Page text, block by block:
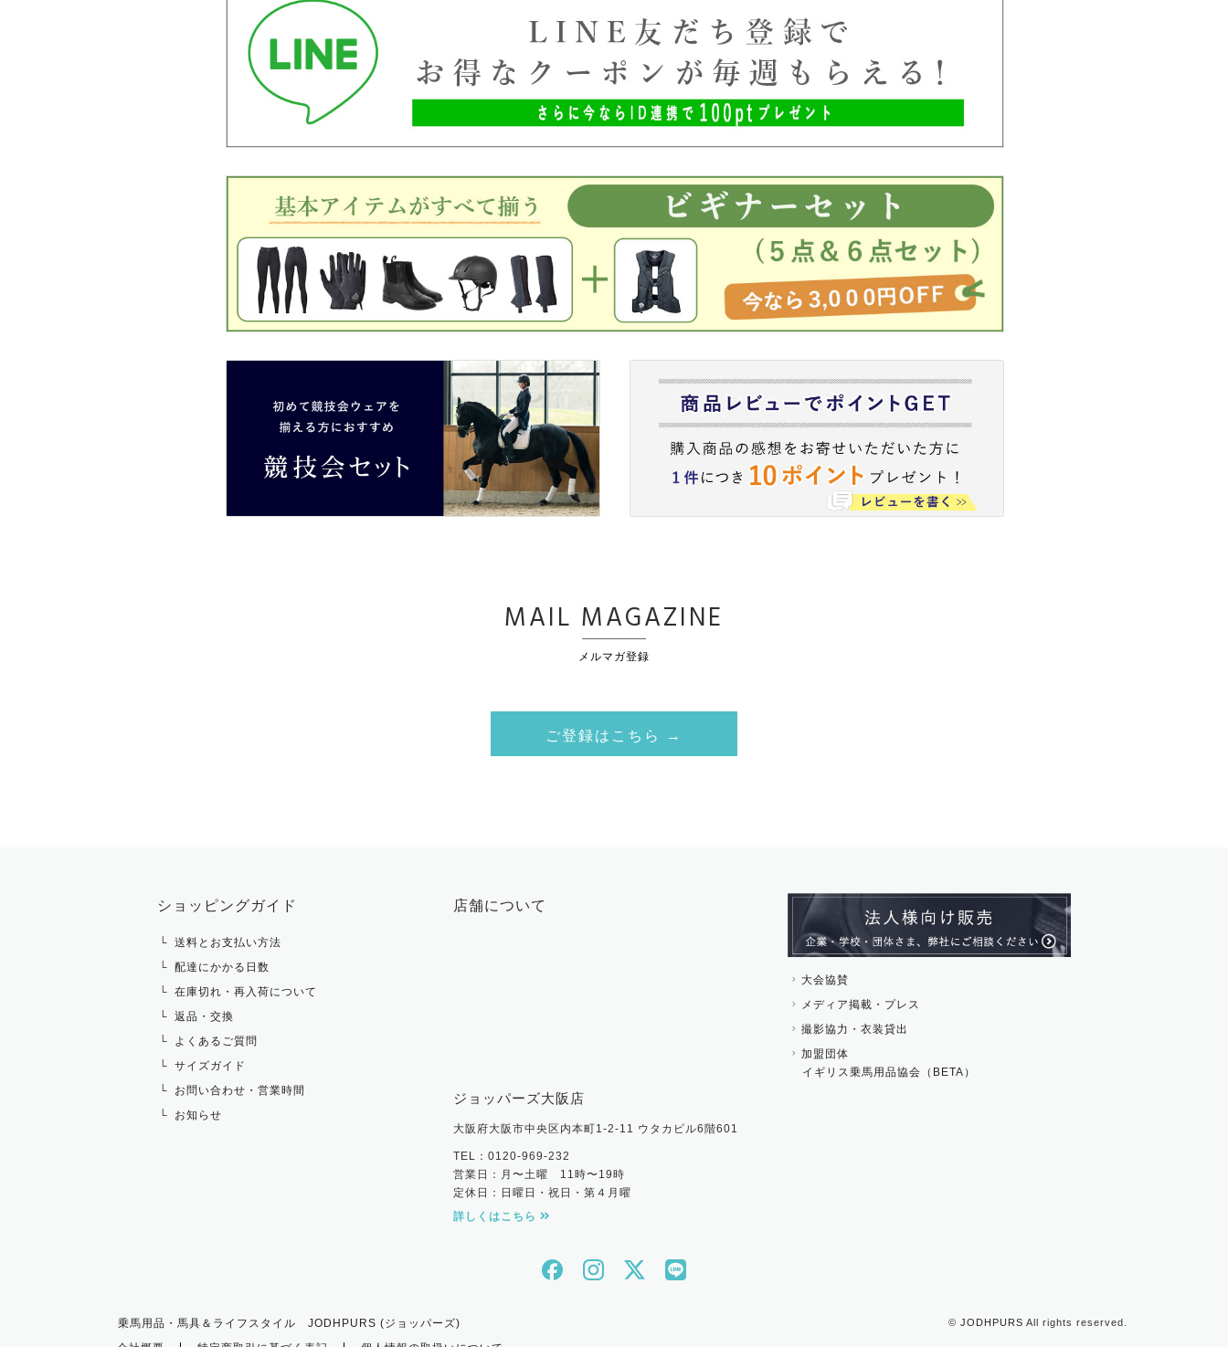
MAIL MAGAZINE
メルマガ登録
ご登録はこちら →
ショッピングガイド
送料とお支払い方法
配達にかかる日数
在庫切れ・再入荷について
返品・交換
よくあるご質問
サイズガイド
お問い合わせ・営業時間
お知らせ
店舗について
ジョッパーズ大阪店
大阪府大阪市中央区内本町1-2-11 ウタカビル6階601
TEL：0120-969-232
営業日：月〜土曜 11時〜19時
定休日：日曜日・祝日・第４月曜
詳しくはこちら
大会協賛
メディア掲載・プレス
撮影協力・衣装貸出
加盟団体
イギリス乗馬用品協会（BETA）
乗馬用品・馬具＆ライフスタイル JODHPURS (ジョッパーズ)
© JODHPURS All rights reserved.